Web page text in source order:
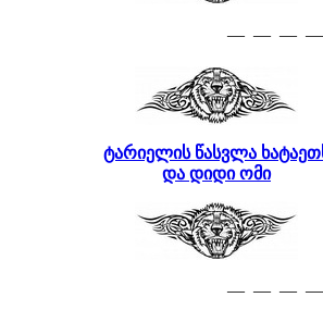
— — —
ტარიელის წასვლა
და დიდი ომი
— — —